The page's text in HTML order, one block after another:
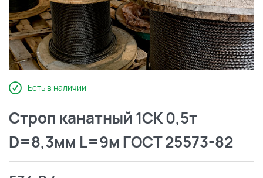
Есть в наличии
Строп канатный 1СК 0,5т
D=8,3мм L=9м ГОСТ 25573-82